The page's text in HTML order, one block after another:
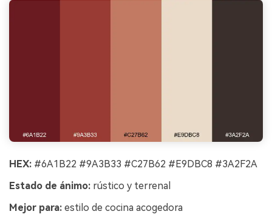
HEX: #6A1B22 #9A3B33 #C27B62 #E9DBC8 #3A2F2A
Estado de ánimo: rústico y terrenal
Mejor para: estilo de cocina acogedora